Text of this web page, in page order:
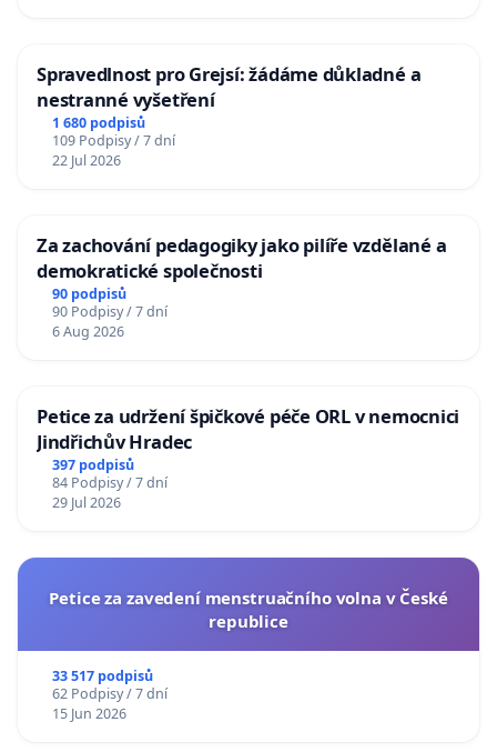
Spravedlnost pro Grejsí: žádáme důkladné a
nestranné vyšetření
1 680 podpisů
109 Podpisy / 7 dní
22 Jul 2026
Za zachování pedagogiky jako pilíře vzdělané a
demokratické společnosti
90 podpisů
90 Podpisy / 7 dní
6 Aug 2026
Petice za udržení špičkové péče ORL v nemocnici
Jindřichův Hradec
397 podpisů
84 Podpisy / 7 dní
29 Jul 2026
Petice za zavedení menstruačního volna v České
republice
33 517 podpisů
62 Podpisy / 7 dní
15 Jun 2026